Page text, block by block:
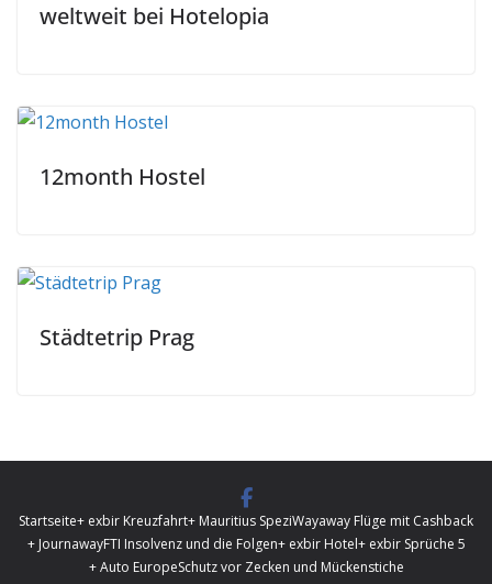
weltweit bei Hotelopia
12month Hostel
Städtetrip Prag
Startseite+ exbir Kreuzfahrt+ Mauritius SpeziWayaway Flüge mit Cashback
+ JournawayFTI Insolvenz und die Folgen+ exbir Hotel+ exbir Sprüche 5
+ Auto EuropeSchutz vor Zecken und Mückenstiche